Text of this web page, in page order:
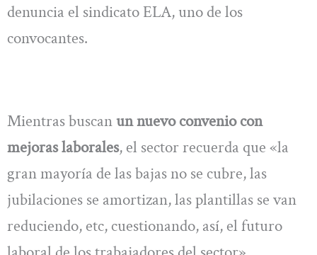
denuncia el sindicato ELA, uno de los
convocantes.
Mientras buscanun nuevo convenio con
mejoras laborales, el sector recuerda que «la
gran mayoría de las bajas no se cubre, las
jubilaciones se amortizan, las plantillas se van
reduciendo, etc, cuestionando, así, el futuro